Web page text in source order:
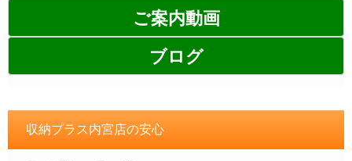
ご案内動画
ブログ
収納プラス内宮店の安心